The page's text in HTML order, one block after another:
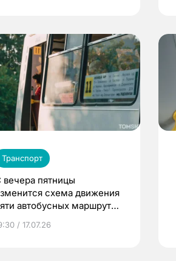
Транспорт
вечера пятницы
схема движения
автобусных маршрутов
/ 17.07.26